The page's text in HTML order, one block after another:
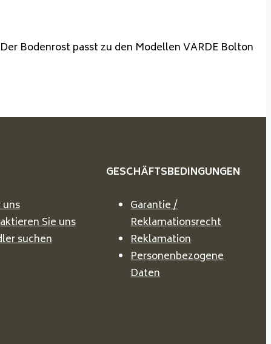
Bodenrost passt zu den Modellen VARDE Bolton
Sie uns
suchen
GESCHÄFTSBEDINGUNGEN
Garantie /
Reklamationsrecht
Reklamation
Personenbezogene
Daten